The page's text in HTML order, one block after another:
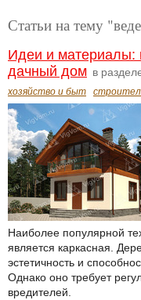
Статьи на тему
Идеи и материалы:
дачный дом в
хозяйство и быт
Наиболее популярной
является каркасная.
эстетичность и
Однако оно требует
вредителей.